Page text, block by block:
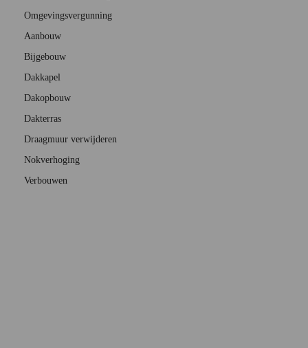
Omgevingsvergunning
Aanbouw
Bijgebouw
Dakkapel
Dakopbouw
Dakterras
Draagmuur verwijderen
Nokverhoging
Verbouwen